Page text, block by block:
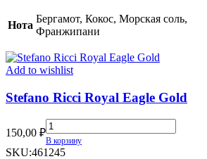
At
The
Beach
quantity
Нота
Бергамот, Кокос, Морская соль,
Франжипани
Add to wishlist
Stefano Ricci Royal Eagle Gold
150,00 ₽
Stefano
Ricci
Royal
В корзину
SKU:461245